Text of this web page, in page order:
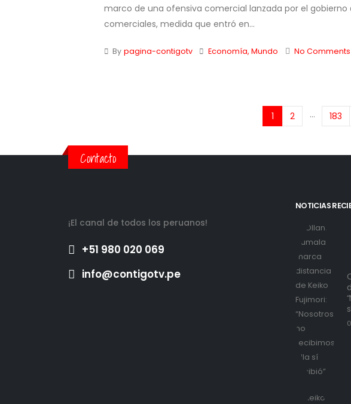
marco de una ofensiva comercial lanzada por el gobierno
comerciales, medida que entró en...
By pagina-contigotv Economía, Mundo No Comments
1 2 … 183
Contacto
¡El canal de todos los peruanos!
+51 980 020 069
info@contigotv.pe
NOTICIAS